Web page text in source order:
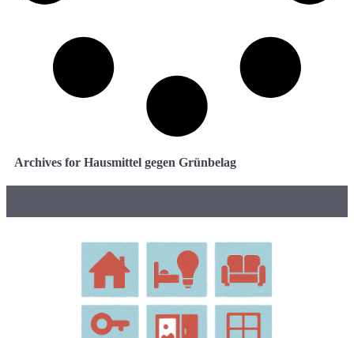
Archives for Hausmittel gegen Grünbelag